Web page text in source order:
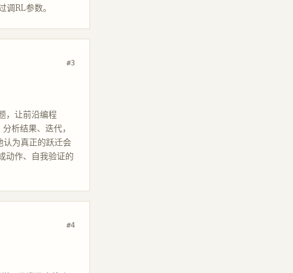
调RL参数。
#3
，让前沿编程
析结果、迭代，
认为真正的跃迁会
动作、自我验证的
#4